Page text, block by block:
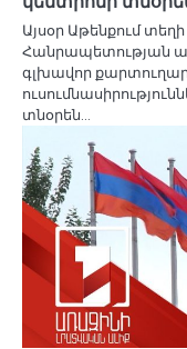
Այսօր Աթենքում
Հանրապետության
գլխավոր
տնօրեն…